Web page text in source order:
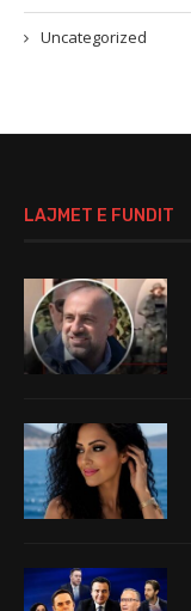
Uncategorized
LAJMET E FUNDIT